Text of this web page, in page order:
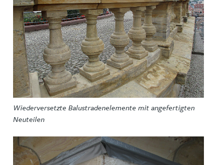
Wiederversetzte Balustradenelemente mit angefertigten
Neuteilen